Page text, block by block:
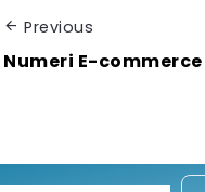
Previous
Numeri E-